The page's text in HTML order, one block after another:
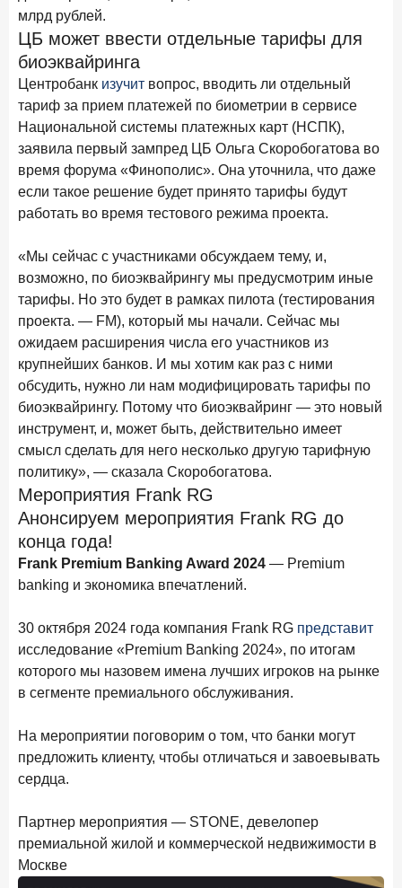
15 апреля 2026 года
Рынок подписок 2026: от гонки за объёмами к битве за
привычку
15 апреля 2026 года ИССЛЕДОВАНИЕ
Маркетинговые акции брокеров: обзор механик и
трендов
10 апреля 2026 года
ДНК современного ипотечного клиента
7 апреля 2026 года ИССЛЕДОВАНИЕ
По итогам марта 2026 года объем выдач кредитов
составил 925,7 млрд руб.
26 марта 2026 года ИССЛЕДОВАНИЕ
Не экосистемой единой: как пользователи
распределяют подписки
25 марта 2026 года ИССЛЕДОВАНИЕ
Ипотека. Итоги работы крупнейших ипотечных банков
в феврале 2026 года
18 марта 2026 года ИССЛЕДОВАНИЕ
Банки начали снижать ставки по вкладам еще до
решения ЦБ
16 марта 2026 года
Frank RG объявила победителей кейс-чемпионата
2026 года
12 марта 2026 года
Банки ускорили работу с претензиями
Рассылка Frank RG
Итоги недели, наша трактовка основных событий
Я согласен с условиями обработки данных
млрд рублей.
ЦБ может ввести отдельные тарифы для
биоэквайринга
Центробанк изучит вопрос, вводить ли отдельный
тариф за прием платежей по биометрии в сервисе
Национальной системы платежных карт (НСПК),
заявила первый зампред ЦБ Ольга Скоробогатова во
время форума «Финополис». Она уточнила, что даже
если такое решение будет принято тарифы будут
работать во время тестового режима проекта.
«Мы сейчас с участниками обсуждаем тему, и,
возможно, по биоэквайрингу мы предусмотрим иные
тарифы. Но это будет в рамках пилота (тестирования
проекта. — FM), который мы начали. Сейчас мы
ожидаем расширения числа его участников из
крупнейших банков. И мы хотим как раз с ними
обсудить, нужно ли нам модифицировать тарифы по
биоэквайрингу. Потому что биоэквайринг — это новый
инструмент, и, может быть, действительно имеет
смысл сделать для него несколько другую тарифную
политику», — сказала Скоробогатова.
Мероприятия Frank RG
Анонсируем мероприятия Frank RG до
конца года!
Frank Premium Banking Award 2024 — Premium
banking и экономика впечатлений.
30 октября 2024 года компания Frank RG представит
исследование «Premium Banking 2024», по итогам
которого мы назовем имена лучших игроков на рынке
в сегменте премиального обслуживания.
На мероприятии поговорим о том, что банки могут
предложить клиенту, чтобы отличаться и завоевывать
сердца.
Партнер мероприятия — STONE, девелопер
премиальной жилой и коммерческой недвижимости в
Москве